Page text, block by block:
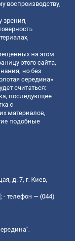
воспроизводству,
зрения,
на этом
этого сайта,
но без
середина»
считаться:
последующее
с
материалов,
подобные
д. 7, г. Киев,
; - телефон — (044)